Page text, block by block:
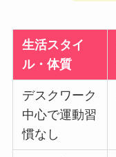
生活スタイ
ル・体質
デスクワーク
中心で運動習
慣なし